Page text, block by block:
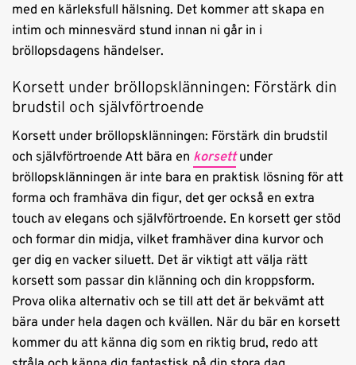
med en kärleksfull hälsning. Det kommer att skapa en
intim och minnesvärd stund innan ni går in i
bröllopsdagens händelser.
Korsett under bröllopsklänningen: Förstärk din
brudstil och självförtroende
Korsett under bröllopsklänningen: Förstärk din brudstil
och självförtroende Att bära en korsettunder
bröllopsklänningen är inte bara en praktisk lösning för att
forma och framhäva din figur, det ger också en extra
touch av elegans och självförtroende. En korsett ger stöd
och formar din midja, vilket framhäver dina kurvor och
ger dig en vacker siluett. Det är viktigt att välja rätt
korsett som passar din klänning och din kroppsform.
Prova olika alternativ och se till att det är bekvämt att
bära under hela dagen och kvällen. När du bär en korsett
kommer du att känna dig som en riktig brud, redo att